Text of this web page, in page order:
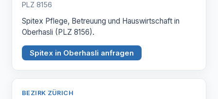
PLZ 8156
Spitex Pflege, Betreuung und Hauswirtschaft in
Oberhasli (PLZ 8156).
Spitex in Oberhasli anfragen
BEZIRK ZÜRICH